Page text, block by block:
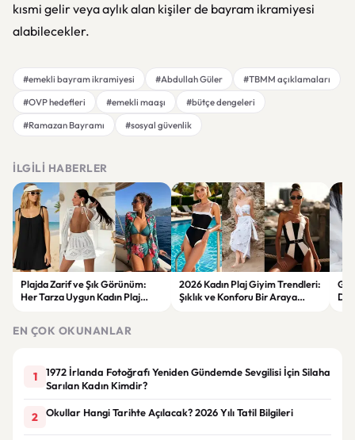
kısmi gelir veya aylık alan kişiler de bayram ikramiyesi
alabilecekler.
#emekli bayram ikramiyesi #Abdullah Güler
#TBMM açıklamaları
#OVP hedefleri
#emekli maaşı
#bütçe dengeleri
#Ramazan Bayramı
#sosyal güvenlik
İLGILI HABERLER
Plajda Zarif ve Şık Görünüm:
Her Tarza Uygun Kadın Plaj
2026 Kadın Plaj Giyim Trendleri:
Şıklık ve Konforu Bir Araya
EN ÇOK OKUNANLAR
1
1972 İrlanda Fotoğrafı Yeniden Gündemde Sevgilisi İçin Silaha
Sarılan Kadın Kimdir?
2 Okullar Hangi Tarihte Açılacak? 2026 Yılı Tatil Bilgileri